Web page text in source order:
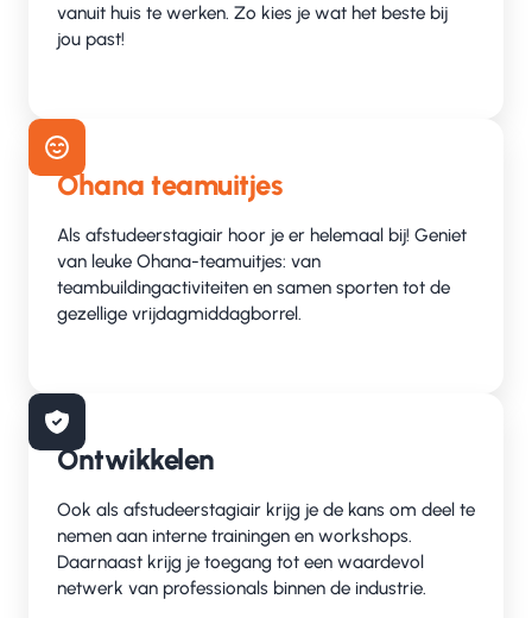
vanuit huis te werken. Zo kies je wat het beste bij
jou past!
Ohana teamuitjes
Als afstudeerstagiair hoor je er helemaal bij! Geniet
van leuke Ohana-teamuitjes: van
teambuildingactiviteiten en samen sporten tot de
gezellige vrijdagmiddagborrel.
Ontwikkelen
Ook als afstudeerstagiair krijg je de kans om deel te
nemen aan interne trainingen en workshops.
Daarnaast krijg je toegang tot een waardevol
netwerk van professionals binnen de industrie.